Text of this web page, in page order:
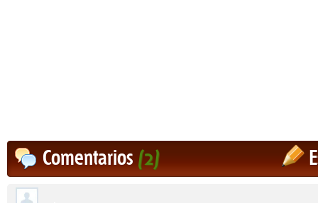
Comentarios(2)